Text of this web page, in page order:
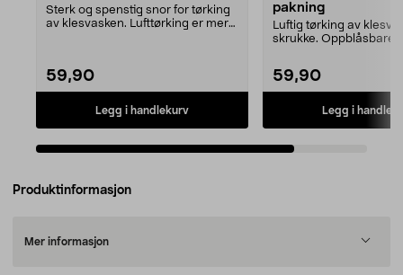
Sterk og spenstig snor for tørking
av klesvasken. Lufttørking er mer
59,90
Legg i handlekurv
pakning
Luftig tørking av
skrukke. Oppblåsbare
59,90
Legg i
Produktinformasjon
Mer informasjon